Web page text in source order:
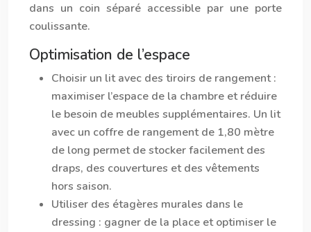
dans un coin séparé accessible par une porte
coulissante.
Optimisation de l’espace
Choisir un lit avec des tiroirs de rangement:
maximiser l’espace de la chambre et réduire
le besoin de meubles supplémentaires. Un lit
avec un coffre de rangement de 1,80 mètre
de long permet de stocker facilement des
draps, des couvertures et des vêtements
hors saison.
Utiliser des étagères murales dans le
dressing : gagner de la place et optimiser le